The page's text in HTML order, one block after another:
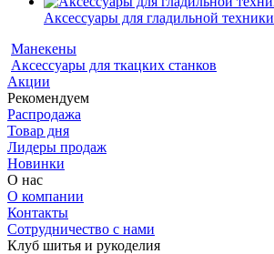
Аксессуары для гладильной техники
Манекены
Аксессуары для ткацких станков
Акции
Рекомендуем
Распродажа
Товар дня
Лидеры продаж
Новинки
О нас
О компании
Контакты
Сотрудничество с нами
Клуб шитья и рукоделия